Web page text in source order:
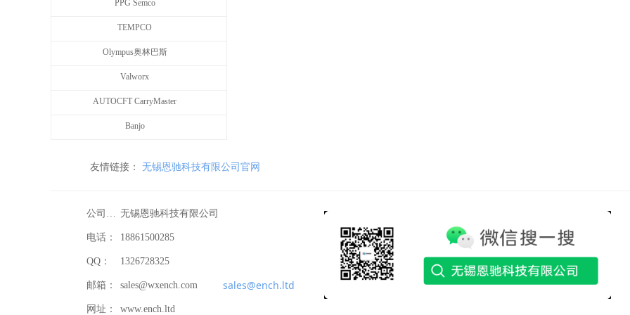
PPG Semco
TEMPCO
Olympus奥林巴斯
Valworx
AUTOCFT CarryMaster
Banjo
公司名称： 无锡恩驰科技有限公司
电话： 18861500285
QQ： 1326728325
邮箱： sales@wxench.com
网址： www.ench.ltd
友情链接： 无锡恩驰科技有限公司官网
sales@ench.ltd